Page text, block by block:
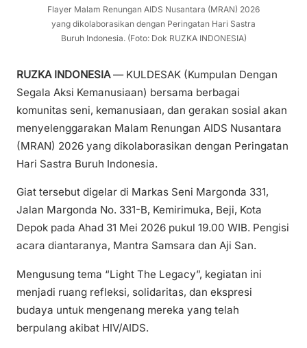
Flayer Malam Renungan AIDS Nusantara (MRAN) 2026
yang dikolaborasikan dengan Peringatan Hari Sastra
Buruh Indonesia. (Foto: Dok RUZKA INDONESIA)
RUZKA INDONESIA— KULDESAK (Kumpulan Dengan
Segala Aksi Kemanusiaan) bersama berbagai
komunitas seni, kemanusiaan, dan gerakan sosial akan
menyelenggarakan Malam Renungan AIDS Nusantara
(MRAN) 2026 yang dikolaborasikan dengan Peringatan
Hari Sastra Buruh Indonesia.
Giat tersebut digelar di Markas Seni Margonda 331,
Jalan Margonda No. 331-B, Kemirimuka, Beji, Kota
Depok pada Ahad 31 Mei 2026 pukul 19.00 WIB. Pengisi
acara diantaranya, Mantra Samsara dan Aji San.
Mengusung tema “Light The Legacy”, kegiatan ini
menjadi ruang refleksi, solidaritas, dan ekspresi
budaya untuk mengenang mereka yang telah
berpulang akibat HIV/AIDS.